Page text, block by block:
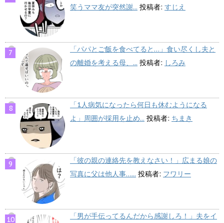
笑うママ友が突然謝... 投稿者: すじえ
「パパとご飯を食べてると…」食い尽くし夫と
の離婚を考える母、... 投稿者: しろみ
「1人病気になったら何日も休むようになる
よ」周囲が採用を止め... 投稿者: ちまき
「彼の親の連絡先を教えなさい！」広まる娘の
写真に父は他人事…... 投稿者: フワリー
「男が手伝ってるんだから感謝しろ！」夫をイ